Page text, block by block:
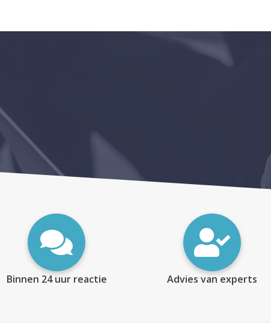
Binnen 24 uur reactie Advies van experts